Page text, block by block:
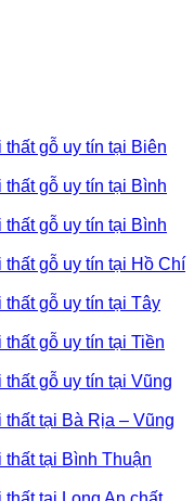
gỗ uy tín tại Biên
gỗ uy tín tại Bình
gỗ uy tín tại Bình
gỗ uy tín tại Hồ Chí
gỗ uy tín tại Tây
gỗ uy tín tại Tiền
gỗ uy tín tại Vũng
tại Bà Rịa – Vũng
tại Bình Thuận